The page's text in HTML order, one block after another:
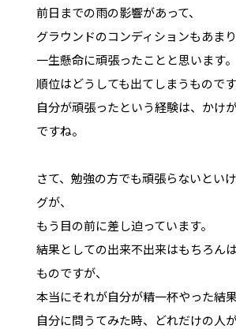
前日までの雨の影響があって、
グラウンドのコンディションもあまり
一生懸命に頑張ったことと思います。
順位はどうしても出てしまうものです
自分が頑張ったという経験は、かけ
ですね。
さて、勉強の方でも頑張らないとい
グが、
もう目の前に差し迫っています。
結果としての出来不出来はもちろん
ものですが、
本当にそれが自分が精一杯やった結果
自分に問うてみた時、どれだけの人